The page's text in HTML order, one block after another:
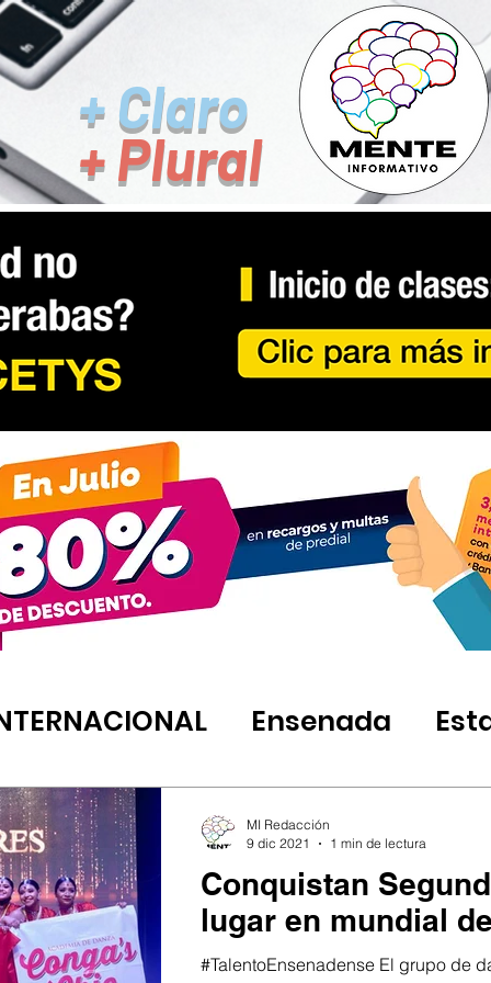
+ Claro
+ Plural
Ensenada
Conquistan
lugar en mundial
#TalentoEnsenadense El grupo de
MI Redacción
9 dic 2021
1 min de lectura